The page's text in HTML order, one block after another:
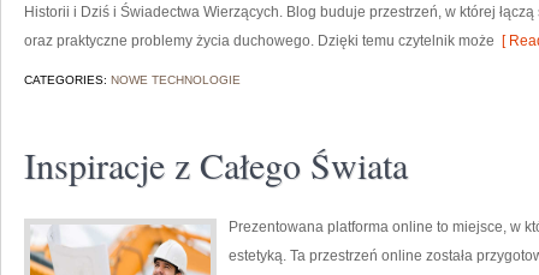
Historii i Dziś i Świadectwa Wierzących. Blog buduje przestrzeń, w której
oraz praktyczne problemy życia duchowego. Dzięki temu czytelnik może [
CATEGORIES: NOWE TECHNOLOGIE
Inspiracje z Całego Świata
Prezentowana platforma online to miejsce, w
estetyką. Ta przestrzeń online została